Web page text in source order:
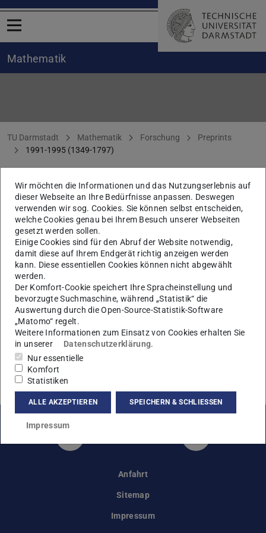
Menü öffnen
Mathematik
Sie befinden sich hier:
TU Darmstadt Mathematik Forschung
Preprints
1991-1995 (1349-1797)
1995 (1711-1797)
1994 (1601-1710)
1993 (1531-1600)
1992 (1442-1530)
1991 (1349-1441)
Instagram Facebook
Anfahrt
Sitemap
Impressum
Wir möchten die Informationen und das Nutzungserlebnis auf
dieser Webseite an Ihre Bedürfnisse anpassen. Deswegen
verwenden wir sog. Cookies. Sie können selbst entscheiden,
welche Cookies genau bei Ihrem Besuch unserer Webseiten
gesetzt werden sollen.
Einige Cookies sind für den Abruf der Website notwendig,
damit diese auf Ihrem Endgerät richtig anzeigen werden
kann. Diese essentiellen Cookies können nicht abgewählt
werden.
Der Komfort-Cookie speichert Ihre Spracheinstellung und
bevorzugte Suchmaschine, während „Statistik“ die
Auswertung durch die Open-Source-Statistik-Software
„Matomo“ regelt.
Weitere Informationen zum Einsatz von Cookies erhalten Sie
in unserer
Datenschutzerklärung.
Nur essentielle
Komfort
Statistiken
ALLE AKZEPTIEREN SPEICHERN & SCHLIESSEN
Impressum